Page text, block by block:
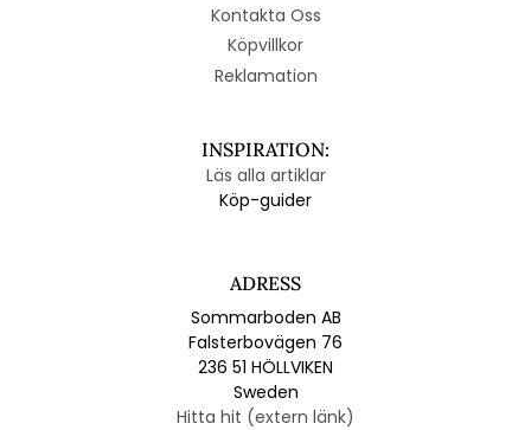
Kontakta Oss
Köpvillkor
Reklamation
INSPIRATION:
Läs alla artiklar
Köp-guider
ADRESS
Sommarboden AB
Falsterbovägen 76
236 51 HÖLLVIKEN
Sweden
Hitta hit (extern länk)